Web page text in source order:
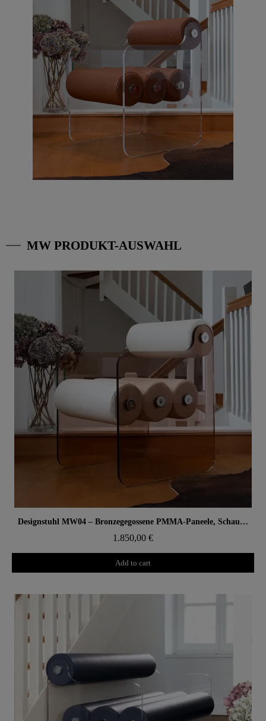
MW PRODUKT-AUSWAHL
Aperçu rapide Designstuhl MW04 – Bronzegegossene PMMA-Paneele, Schaumsitz
1.850,00 €
Add to cart